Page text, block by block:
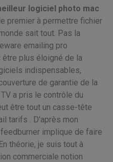
logiciel photo mac
premier à permettre fichier
sait tout. Pas la
emailing pro
être plus éloigné de la
indispensables,
de garantie de la
a pris le contrôle du
être tout un casse-tête
tarifs . D'après mon
implique de faire
théorie, je suis tout à
commerciale notion